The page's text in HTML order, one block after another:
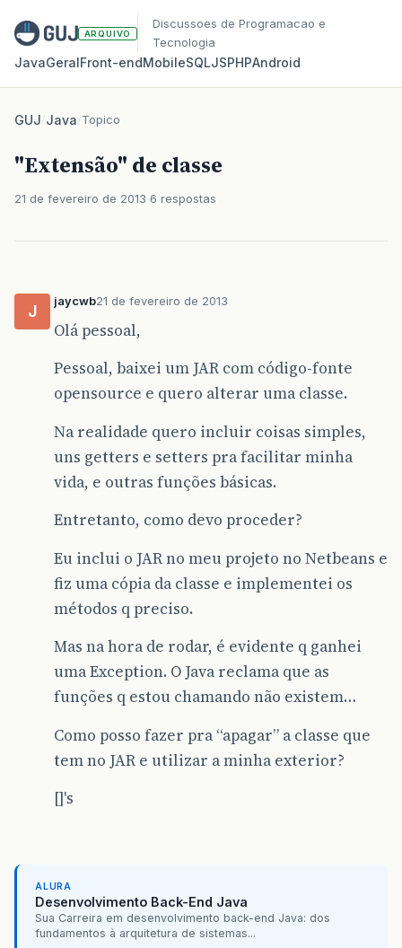
ARQUIVO
Discussoes de Programacao e
Tecnologia
JavaGeralFront‑endMobileSQLJSPHPAndroid
GUJ/Java/Topico
"Extensão" de classe
21 de fevereiro de 2013 6 respostas
J
jaycwb21 de fevereiro de 2013
Olá pessoal,
Pessoal, baixei um JAR com código-fonte
opensource e quero alterar uma classe.
Na realidade quero incluir coisas simples,
uns getters e setters pra facilitar minha
vida, e outras funções básicas.
Entretanto, como devo proceder?
Eu inclui o JAR no meu projeto no Netbeans e
fiz uma cópia da classe e implementei os
métodos q preciso.
Mas na hora de rodar, é evidente q ganhei
uma Exception. O Java reclama que as
funções q estou chamando não existem…
Como posso fazer pra “apagar” a classe que
tem no JAR e utilizar a minha exterior?
[]'s
ALURA
Desenvolvimento Back-End Java
Sua Carreira em desenvolvimento back-end Java: dos
fundamentos à arquitetura de sistemas...